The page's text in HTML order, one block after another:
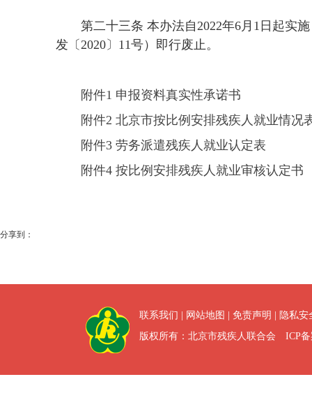
第二十三条 本办法自2022年6月1日起实
发〔2020〕11号）即行废止。
附件1 申报资料真实性承诺书
附件2 北京市按比例安排残疾人就业情况
附件3 劳务派遣残疾人就业认定表
附件4 按比例安排残疾人就业审核认定书
分享到：
联系我们 网站地图 免责声明
隐私
版权所有：北京市残疾人联合会 ICP